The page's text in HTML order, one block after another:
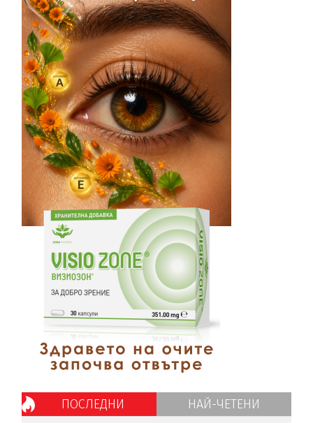
ПОСЛЕДНИ НАЙ-ЧЕТЕНИ